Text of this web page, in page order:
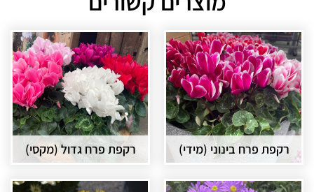
רקפת פרח בינוני (מידי) רקפת פרח גדול (מקסי)